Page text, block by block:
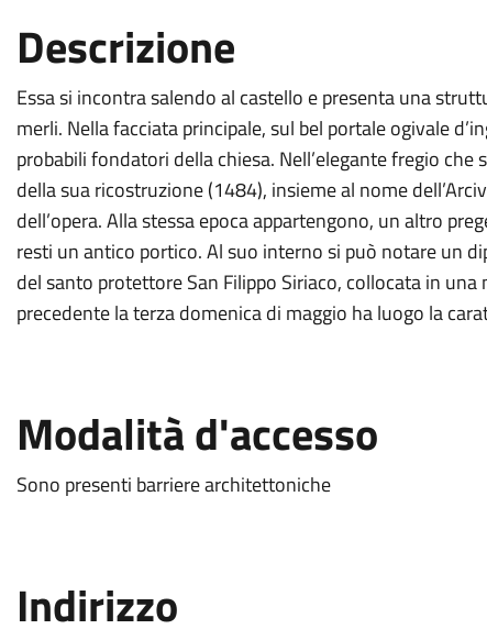
Descrizione
Essa si incontra salendo al castello e presenta una
merli. Nella facciata principale, sul bel portale ogivale
probabili fondatori della chiesa. Nell’elegante fregio che
della sua ricostruzione (1484), insieme al nome
dell’opera. Alla stessa epoca appartengono, un altro
resti un antico portico. Al suo interno si può notare un
del santo protettore San Filippo Siriaco, collocata in
precedente la terza domenica di maggio ha luogo la
Modalità d'accesso
Sono presenti barriere architettoniche
Indirizzo